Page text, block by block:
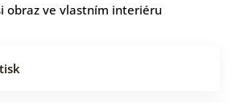
obraz ve vlastním interiéru